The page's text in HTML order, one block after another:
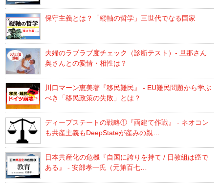
保守主義とは？「縦軸の哲学」三世代でなる国家
夫婦のラブラブ度チェック（診断テスト）- 旦那さん
奥さんとの愛情・相性は？
川口マーン恵美著『移民難民』 - EU難民問題から学ぶ
べき「移民政策の失敗」とは？
ディープステートの戦略①『両建て作戦』 - ネオコン
も共産主義もDeepStateが産みの親…
日本共産化の危機『自国に誇りを持て / 日教組は癌で
ある』 - 安部孝一氏（元第百七…